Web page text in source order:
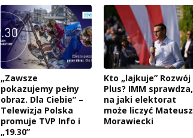
„Zawsze
pokazujemy pełny
obraz. Dla Ciebie” –
Telewizja Polska
promuje TVP Info i
„19.30”
Kto „lajkuje” Rozwój
Plus? IMM sprawdza,
na jaki elektorat
może liczyć Mateusz
Morawiecki